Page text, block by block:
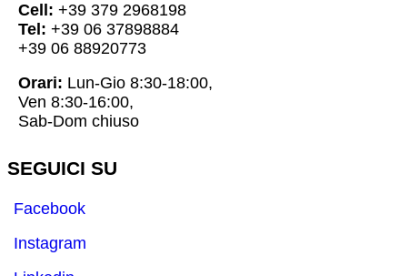
Cell: +39 379 2968198
Tel: +39 06 37898884
+39 06 88920773
Orari: Lun-Gio 8:30-18:00,
Ven 8:30-16:00,
Sab-Dom chiuso
SEGUICI SU
Facebook
Instagram